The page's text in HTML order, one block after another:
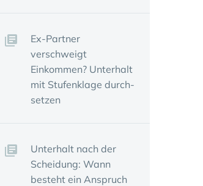
Ex-Partner
verschweigt
Einkommen? Unter­halt
mit Stufen­klage durch­
setzen
Unter­halt nach der
Schei­dung: Wann
besteht ein Anspruch